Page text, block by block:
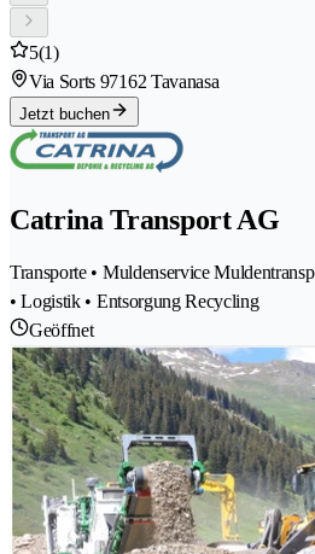
5(1)
Via Sorts 97162 Tavanasa
Jetzt buchen
Catrina Transport AG
Transporte • Muldenservice
• Logistik • Entsorgung Recycling
Geöffnet